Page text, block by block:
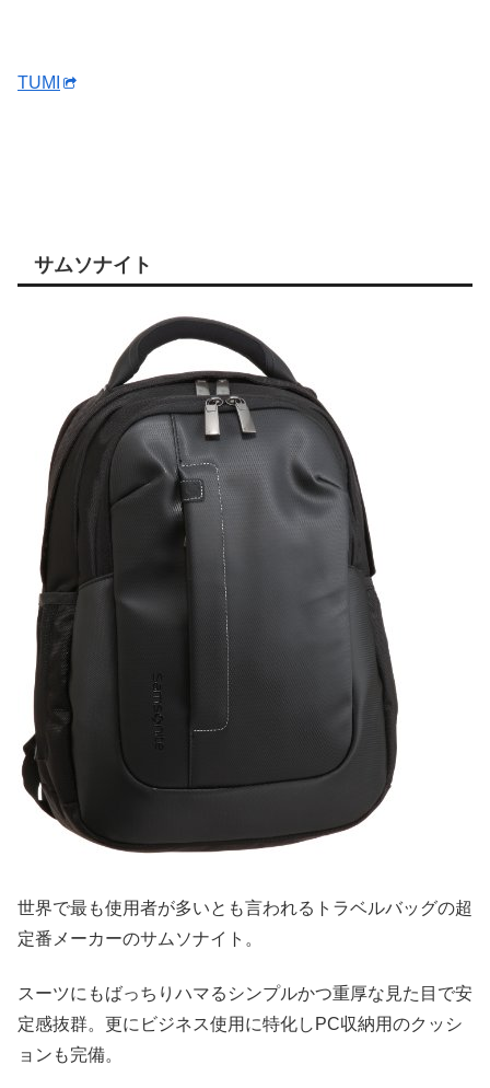
TUMI
サムソナイト
世界で最も使用者が多いとも言われるトラベルバッグの超
定番メーカーのサムソナイト。
スーツにもばっちりハマるシンプルかつ重厚な見た目で安
定感抜群。更にビジネス使用に特化しPC収納用のクッシ
ョンも完備。